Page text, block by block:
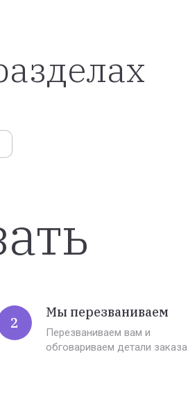
2
Мы перезваниваем
Перезваниваем вам и
обговариваем детали заказа